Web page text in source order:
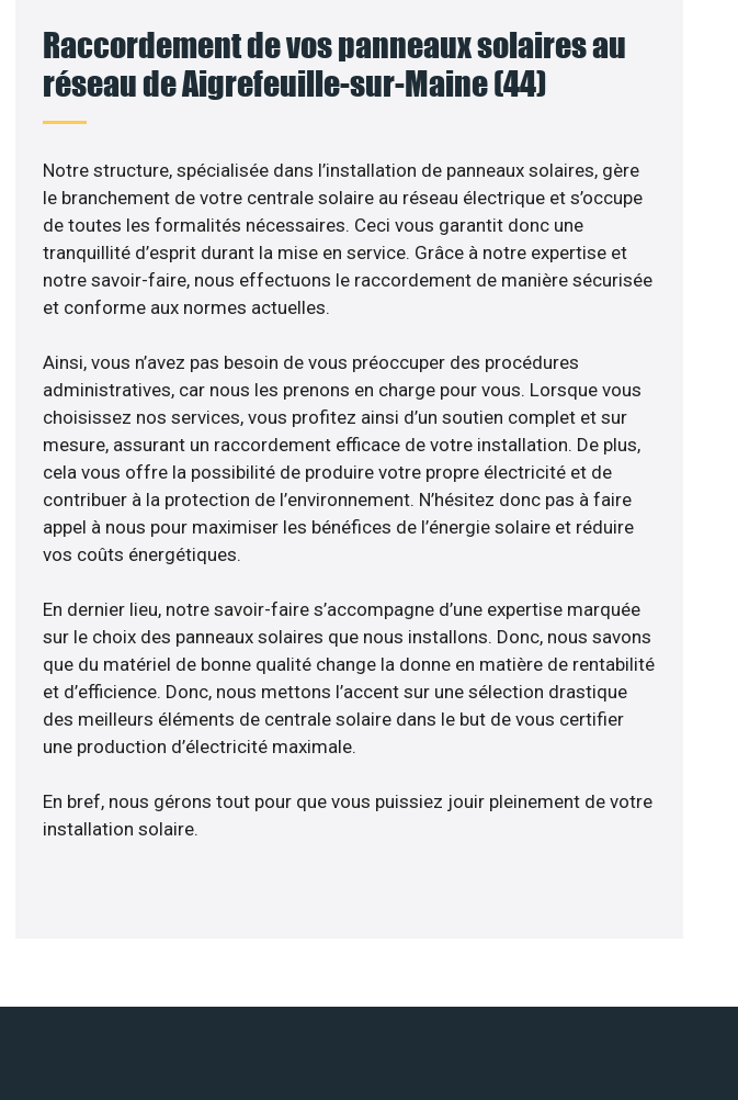
Raccordement de vos panneaux solaires au
réseau de Aigrefeuille-sur-Maine (44)
Notre structure, spécialisée dans l’installation de panneaux solaires, gère
le branchement de votre centrale solaire au réseau électrique et s’occupe
de toutes les formalités nécessaires. Ceci vous garantit donc une
tranquillité d’esprit durant la mise en service. Grâce à notre expertise et
notre savoir-faire, nous effectuons le raccordement de manière sécurisée
et conforme aux normes actuelles.
Ainsi, vous n’avez pas besoin de vous préoccuper des procédures
administratives, car nous les prenons en charge pour vous. Lorsque vous
choisissez nos services, vous profitez ainsi d’un soutien complet et sur
mesure, assurant un raccordement efficace de votre installation. De plus,
cela vous offre la possibilité de produire votre propre électricité et de
contribuer à la protection de l’environnement. N’hésitez donc pas à faire
appel à nous pour maximiser les bénéfices de l’énergie solaire et réduire
vos coûts énergétiques.
En dernier lieu, notre savoir-faire s’accompagne d’une expertise marquée
sur le choix des panneaux solaires que nous installons. Donc, nous savons
que du matériel de bonne qualité change la donne en matière de rentabilité
et d’efficience. Donc, nous mettons l’accent sur une sélection drastique
des meilleurs éléments de centrale solaire dans le but de vous certifier
une production d’électricité maximale.
En bref, nous gérons tout pour que vous puissiez jouir pleinement de votre
installation solaire.